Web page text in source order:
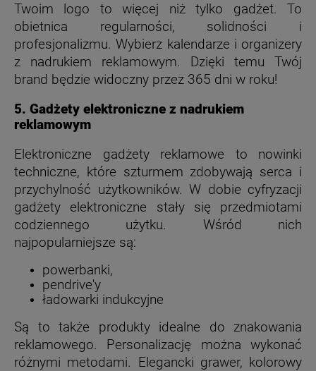
Twoim logo to więcej niż tylko gadżet. To
obietnica regularności, solidności i
profesjonalizmu. Wybierz kalendarze i organizery
z nadrukiem reklamowym. Dzięki temu Twój
brand będzie widoczny przez 365 dni w roku!
5. Gadżety elektroniczne z nadrukiem
reklamowym
Elektroniczne gadżety reklamowe to nowinki
techniczne, które szturmem zdobywają serca i
przychylność użytkowników. W dobie cyfryzacji
gadżety elektroniczne stały się przedmiotami
codziennego użytku. Wśród nich
najpopularniejsze są:
powerbanki,
pendrive'y
ładowarki indukcyjne
Są to także produkty idealne do znakowania
reklamowego. Personalizację można wykonać
różnymi metodami. Elegancki grawer, kolorowy